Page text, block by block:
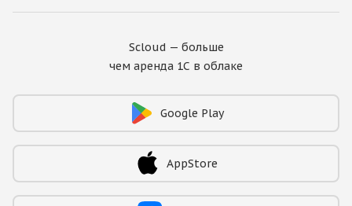
Scloud — больше
чем аренда 1С в облаке
Google Play
AppStore